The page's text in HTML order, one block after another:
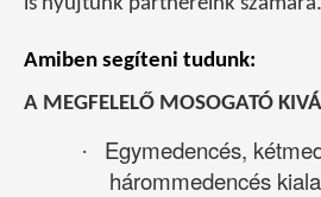
Amiben segíteni tudunk:
A MEGFELELŐ MOSOGATÓ
·
Egymedencés,
hárommedencés